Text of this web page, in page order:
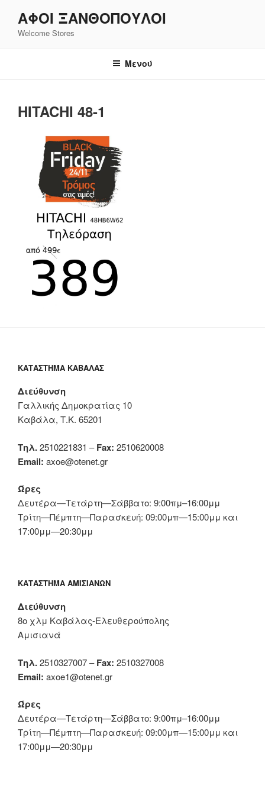
περιεχόμενο
ΑΦΟΙ ΞΑΝΘΌΠΟΥΛΟΙ
Welcome Stores
Μενού
HITACHI 48-1
ΚΑΤΆΣΤΗΜΑ ΚΑΒΆΛΑΣ
Διεύθυνση
Γαλλικής Δημοκρατίας 10
Καβάλα, Τ.Κ. 65201
Τηλ.2510221831 –Fax: 2510620008
Email: axoe@otenet.gr
Ώρες
Δευτέρα—Τετάρτη—Σάββατο: 9:00πμ–16:00μμ
Τρίτη—Πέμπτη—Παρασκευή: 09:00μπ—15:00μμ και
17:00μμ—20:30μμ
ΚΑΤΆΣΤΗΜΑ ΑΜΙΣΙΑΝΏΝ
Διεύθυνση
8ο χλμ Καβάλας-Ελευθερούπολης
Αμισιανά
Τηλ.2510327007 –Fax: 2510327008
Email: axoe1@otenet.gr
Ώρες
Δευτέρα—Τετάρτη—Σάββατο: 9:00πμ–16:00μμ
Τρίτη—Πέμπτη—Παρασκευή: 09:00μπ—15:00μμ και
17:00μμ—20:30μμ